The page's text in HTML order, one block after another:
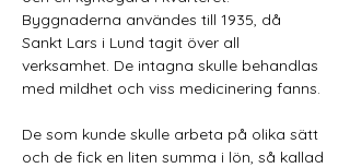
Byggnaderna användes till 1935, då
Sankt Lars i Lund tagit över all
verksamhet. De intagna skulle behandlas
med mildhet och viss medicinering fanns.
De som kunde skulle arbeta på olika sätt
och de fick en liten summa i lön, så kallad